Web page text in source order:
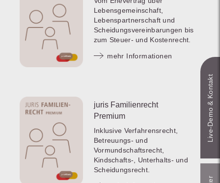
Lebensgemeinschaft,
Lebenspartnerschaft und
Scheidungsvereinbarungen bis
zum Steuer- und Kostenrecht.
mehr Informationen
juris Familienrecht
Premium
Inklusive Verfahrensrecht,
Betreuungs- und
Vormundschaftsrecht,
Kindschafts-, Unterhalts- und
Scheidungsrecht.
Live‑Demo & Kontakt